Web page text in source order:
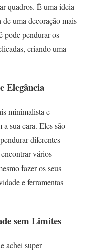
quadros. É uma ideia
de uma decoração mais
pode pendurar os
criando uma
Elegância
minimalista e
a sua cara. Eles são
diferentes
vários
fazer os seus
e ferramentas
sem Limites
achei super